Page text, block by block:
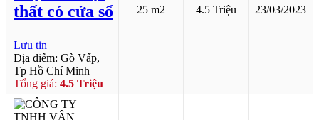
thất có cửa sổ
Lưu tin
Địa điểm: Gò Vấp,
Tp Hồ Chí Minh
Tổng giá: 4.5 Triệu
25 m2 4.5 Triệu 23/03/2023